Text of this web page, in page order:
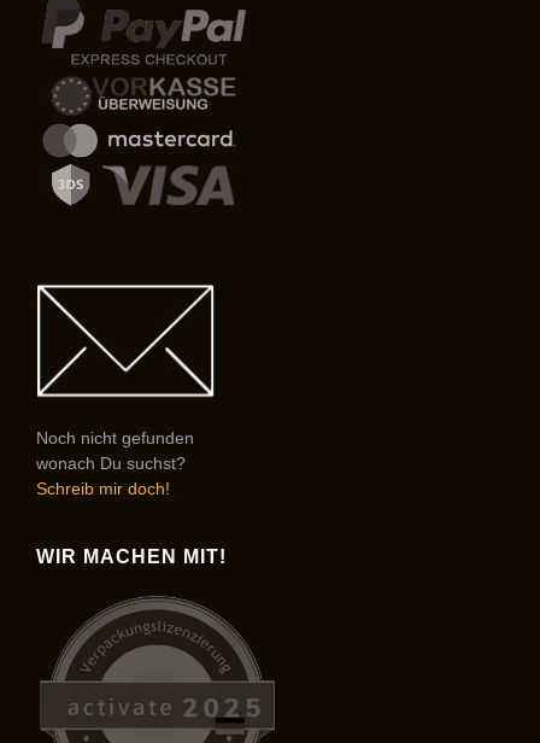
Noch nicht gefunden
wonach Du suchst?
Schreib mir doch!
WIR MACHEN MIT!